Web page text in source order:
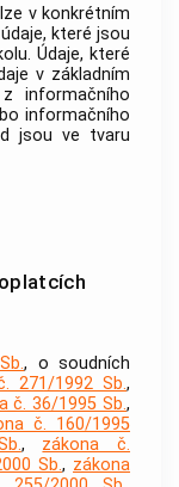
lze v konkrétním
které jsou
Údaje, které
v základním
informačního
informačního
jsou ve tvaru
, o soudních
271/1992 Sb.,
č. 36/1995 Sb.,
č. 160/1995
, zákona č.
Sb., zákona